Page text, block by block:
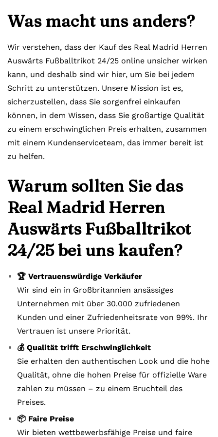
Was macht uns anders?
Wir verstehen, dass der Kauf des Real Madrid Herren
Auswärts Fußballtrikot 24/25 online unsicher wirken
kann, und deshalb sind wir hier, um Sie bei jedem
Schritt zu unterstützen. Unsere Mission ist es,
sicherzustellen, dass Sie sorgenfrei einkaufen
können, in dem Wissen, dass Sie großartige Qualität
zu einem erschwinglichen Preis erhalten, zusammen
mit einem Kundenserviceteam, das immer bereit ist
zu helfen.
Warum sollten Sie das
Real Madrid Herren
Auswärts Fußballtrikot
24/25 bei uns kaufen?
🏆 Vertrauenswürdige Verkäufer
Wir sind ein in Großbritannien ansässiges
Unternehmen mit über 30.000 zufriedenen
Kunden und einer Zufriedenheitsrate von 99%. Ihr
Vertrauen ist unsere Priorität.
💰 Qualität trifft Erschwinglichkeit
Sie erhalten den authentischen Look und die hohe
Qualität, ohne die hohen Preise für offizielle Ware
zahlen zu müssen – zu einem Bruchteil des
Preises.
📦 Faire Preise
Wir bieten wettbewerbsfähige Preise und faire